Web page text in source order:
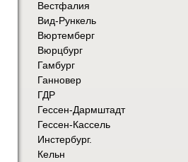
Вестфалия
Вид-Рункель
Вюртемберг
Вюрцбург
Гамбург
Ганновер
ГДР
Гессен-Дармштадт
Гессен-Кассель
Инстербург.
Кельн